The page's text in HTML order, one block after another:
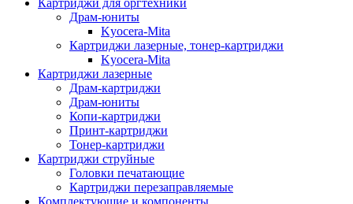
Картриджи для оргтехники
Драм-юниты
Kyocera-Mita
Картриджи лазерные, тонер-картриджи
Kyocera-Mita
Картриджи лазерные
Драм-картриджи
Драм-юниты
Копи-картриджи
Принт-картриджи
Тонер-картриджи
Картриджи струйные
Головки печатающие
Картриджи перезаправляемые
Комплектующие и компоненты